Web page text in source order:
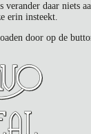
daar niets
erin insteekt.
door op de